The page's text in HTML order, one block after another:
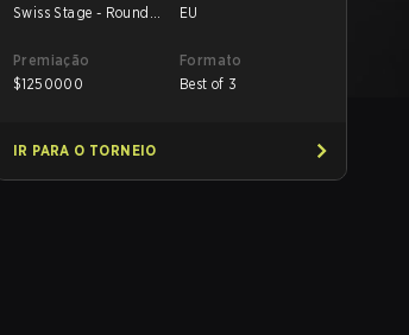
Swiss Stage - Round
EU
Premiação
$1250000
Formato
Best of 3
IR PARA O TORNEIO